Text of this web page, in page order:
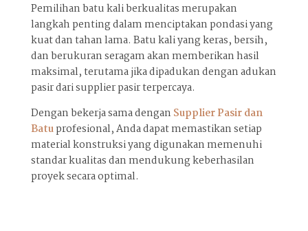
Pemilihan batu kali berkualitas merupakan
langkah penting dalam menciptakan pondasi yang
kuat dan tahan lama. Batu kali yang keras, bersih,
dan berukuran seragam akan memberikan hasil
maksimal, terutama jika dipadukan dengan adukan
pasir dari supplier pasir terpercaya.
Dengan bekerja sama dengan Supplier Pasir dan
Batuprofesional, Anda dapat memastikan setiap
material konstruksi yang digunakan memenuhi
standar kualitas dan mendukung keberhasilan
proyek secara optimal.